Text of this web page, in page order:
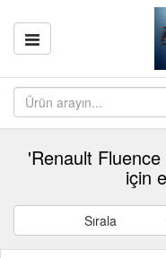
'Renault
için
Sırala